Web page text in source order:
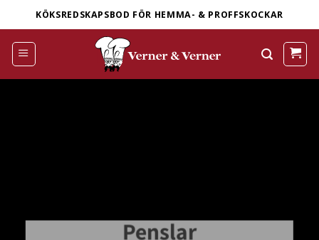
to
content
KÖKSREDSKAPSBOD FÖR HEMMA- & PROFFSKOCKAR
Penslar